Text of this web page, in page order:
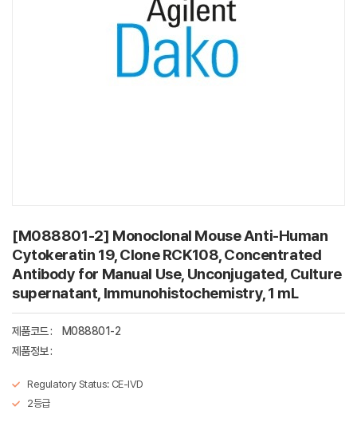
[M088801-2] Monoclonal Mouse Anti-Human
Cytokeratin 19, Clone RCK108, Concentrated
Antibody for Manual Use, Unconjugated, Culture
supernatant, Immunohistochemistry, 1 mL
제품코드 :
M088801-2
제품정보 :
Regulatory Status: CE-IVD
2등급